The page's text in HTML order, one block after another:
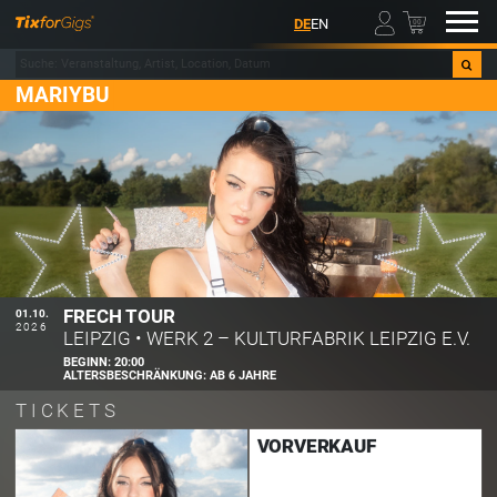
DEEN 00
MARIYBU
01.10.
2026
FRECH TOUR
LEIPZIG •WERK 2 – KULTURFABRIK LEIPZIG E.V.
BEGINN:20:00
ALTERSBESCHRÄNKUNG:AB 6 JAHRE
TICKETS
VORVERKAUF